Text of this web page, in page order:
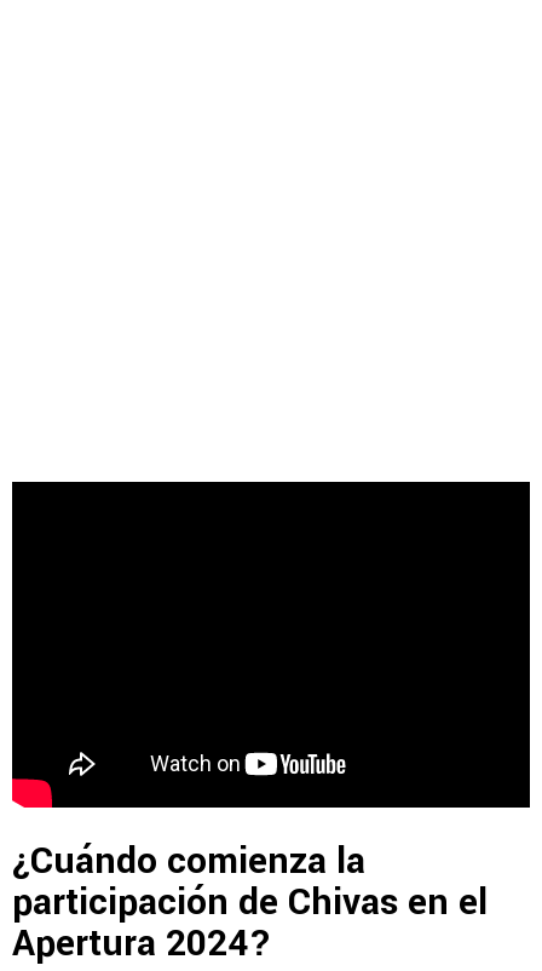
¿Cuándo comienza la
participación de Chivas en el
Apertura 2024?